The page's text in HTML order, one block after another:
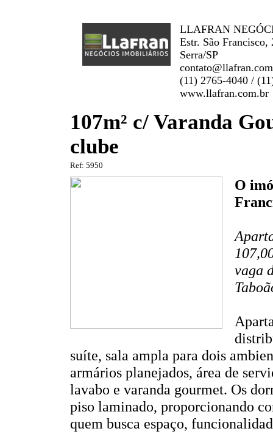
LLAFRAN
Estr. São
Serra/SP
(11) 2765-4040 /
www.llafran.com.br
107m² c/ Varanda
clube
Ref: 5950
O
vaga
suíte, sala ampla para dois
armários planejados, área de
lavabo e varanda gourmet. Os
piso laminado, proporcionando
quem busca espaço,